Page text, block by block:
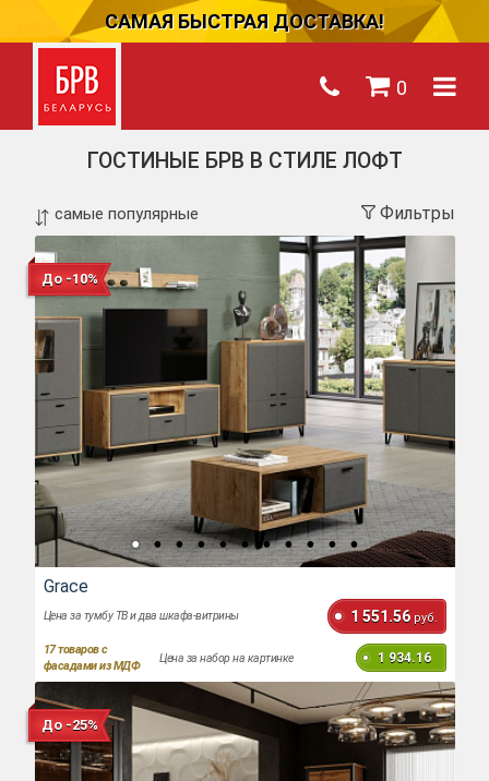
САМАЯ БЫСТРАЯ ДОСТАВКА!
0
ГОСТИНЫЕ БРВ В СТИЛЕ ЛОФТ
Фильтры
До -10%
Grace
Цена за тумбу ТВ и два шкафа-витрины 1 551.56 руб.
17товаров с
фасадами из МДФ
Цена за набор на картинке 1 934.16
До -25%